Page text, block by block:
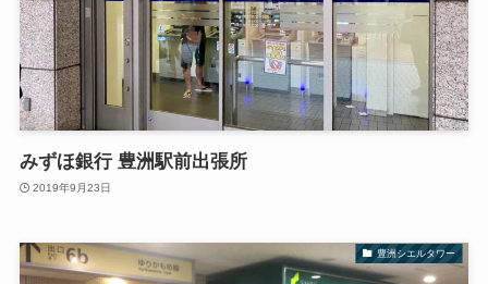
みずほ銀行 豊洲駅前出張所
2019年9月23日
豊洲シエルタワー